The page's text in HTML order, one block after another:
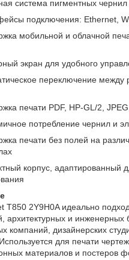
система пигментных
подключения: Ethernet,
мобильной и облачной
экран для удобного
переключение между
печати PDF, HP-GL/2,
потребление чернил и
печати без полей на
корпус, адаптированный
T850 2Y9H0A идеально
архитектурных и инженерных
компаний, дизайнерских
для печати
материалов и постеров